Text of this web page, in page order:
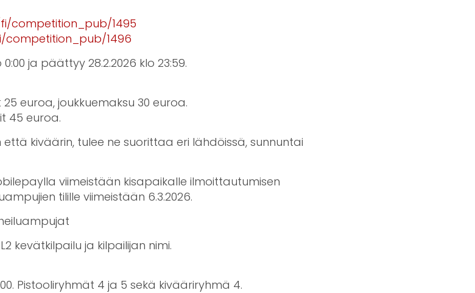
competition_pub/1495
competition_pub/1496
ja päättyy 28.2.2026 klo 23:59.
euroa, joukkuemaksu 30 euroa.
45 euroa.
kiväärin, tulee ne suorittaa eri lähdöissä, sunnuntai
viimeistään kisapaikalle ilmoittautumisen
tilille viimeistään 6.3.2026.
L2 kevätkilpailu ja kilpailijan nimi.
Pistooliryhmät 4 ja 5 sekä kivääriryhmä 4.